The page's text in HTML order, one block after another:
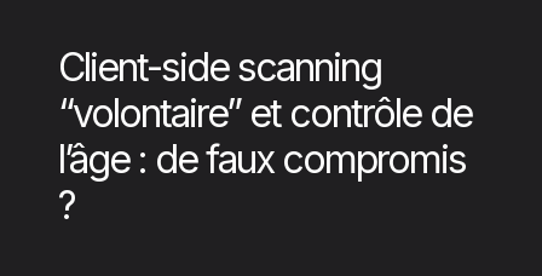
Client-side scanning
“volontaire” et contrôle de
l’âge : de faux compromis
?